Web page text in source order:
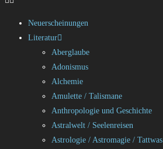
Neuerscheinungen
Literatur
Aberglaube
Adonismus
Alchemie
Amulette / Talismane
Anthropologie und Geschichte
Astralwelt / Seelenreisen
Astrologie / Astromagie / Tattwas